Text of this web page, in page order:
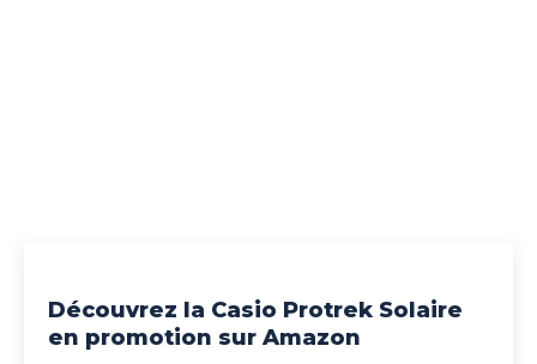
Découvrez la Casio Protrek Solaire
en promotion sur Amazon